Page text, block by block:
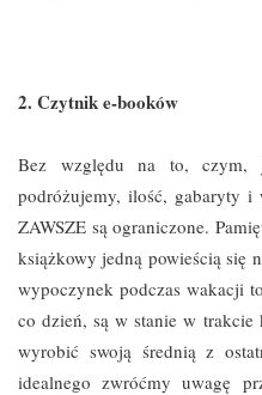
2. Czytnik e-booków
Bez względu na to, czym,
podróżujemy, ilość, gabaryty i
ZAWSZE są ograniczone.
książkowy jedną powieścią się
wypoczynek podczas wakacji
co dzień, są w stanie w
wyrobić swoją średnią z
idealnego zwróćmy uwagę